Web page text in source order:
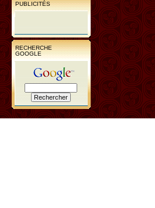
PUBLICITÉS
RECHERCHE
GOOGLE